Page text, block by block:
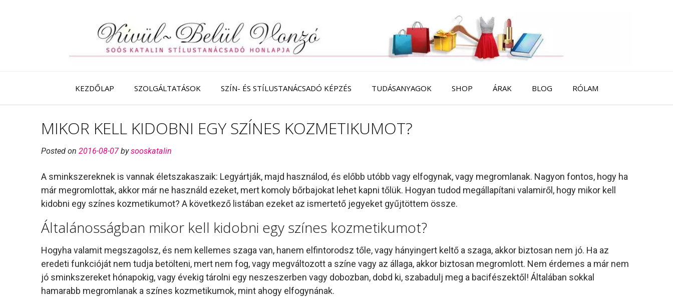
KEZDŐLAP SZOLGÁLTATÁSOK SZÍN- ÉS STÍLUSTANÁCSADÓ KÉPZÉS TUDÁSANYAGOK SHOP ÁRAK BLOG RÓLAM
MIKOR KELL KIDOBNI EGY SZÍNES KOZMETIKUMOT?
Posted on 2016-08-07bysooskatalin
A sminkszereknek is vannak életszakaszaik: Legyártják, majd használod, és előbb utóbb vagy elfogynak, vagy megromlanak. Nagyon fontos, hogy ha
már megromlottak, akkor már ne használd ezeket, mert komoly bőrbajokat lehet kapni tőlük. Hogyan tudod megállapítani valamiről, hogy mikor kell
kidobni egy színes kozmetikumot? A következő listában ezeket az ismertető jegyeket gyűjtöttem össze.
Általánosságban mikor kell kidobni egy színes kozmetikumot?
Hogyha valamit megszagolsz, és nem kellemes szaga van, hanem elfintorodsz tőle, vagy hányingert keltő a szaga, akkor biztosan nem jó. Ha az
eredeti funkcióját nem tudja betölteni, mert nem fog, vagy megváltozott a színe vagy az állaga, akkor biztosan megromlott. Nem érdemes a már nem
jó sminkszereket hónapokig, vagy évekig tárolni egy neszeszerben vagy dobozban, dobd ki, szabadulj meg a bacifészektől! Általában sokkal
hamarabb megromlanak a színes kozmetikumok, mint ahogy elfogynának.